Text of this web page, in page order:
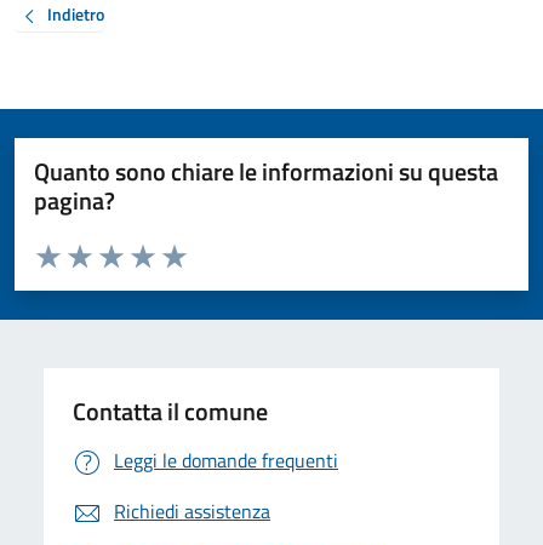
Indietro
Quanto sono chiare le informazioni su questa
pagina?
Valuta da 1 a 5 stelle la pagina
Valuta 5 stelle su 5
Valuta 4 stelle su 5
Valuta 3 stelle su 5
Valuta 2 stelle su 5
Valuta 1 stelle su 5
Contatta il comune
Leggi le domande frequenti
Richiedi assistenza